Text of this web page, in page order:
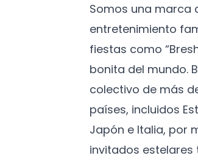
Somos una marca
entretenimiento
fiestas como
bonita del mundo.
colectivo de más
países, incluidos
Japón e Italia, por
invitados estelares